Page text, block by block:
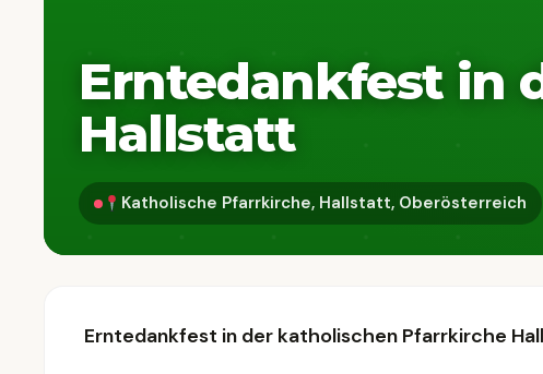
Erntedankfest in
Hallstatt
Katholische Pfarrkirche, Hallstatt, Oberösterreich
Erntedankfest in der katholischen Pfarrkirche